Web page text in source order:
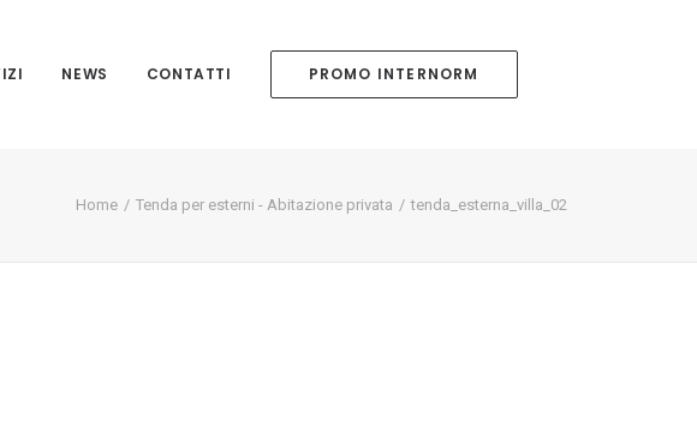
NEWS CONTATTI PROMO INTERNORM
Home Tenda per esterni - Abitazione privata tenda_esterna_villa_02